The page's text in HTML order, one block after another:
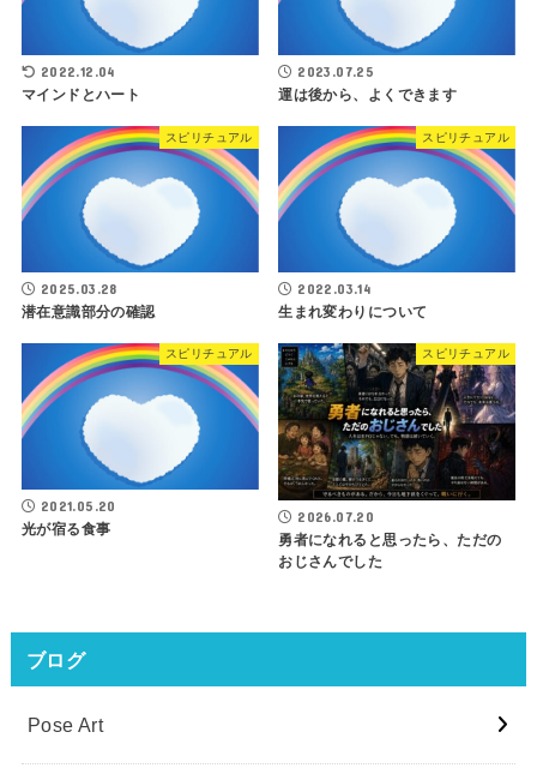
2022.12.04
マインドとハート
2023.07.25
運は後から、よくできます
スピリチュアル
2025.03.28
潜在意識部分の確認
スピリチュアル
2022.03.14
生まれ変わりについて
スピリチュアル
2021.05.20
光が宿る食事
スピリチュアル
2026.07.20
勇者になれると思ったら、ただの
おじさんでした
ブログ
Pose Art